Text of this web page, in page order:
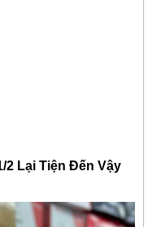
2 Lại Tiện Đến Vậy